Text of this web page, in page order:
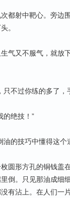
射中靶心。旁边
。
又不服气，就放
不过你练的多了，
绝技！”
的技巧中懂得这个
形方孔的铜钱盖
倒。只见那油成细
有沾上。在人们一